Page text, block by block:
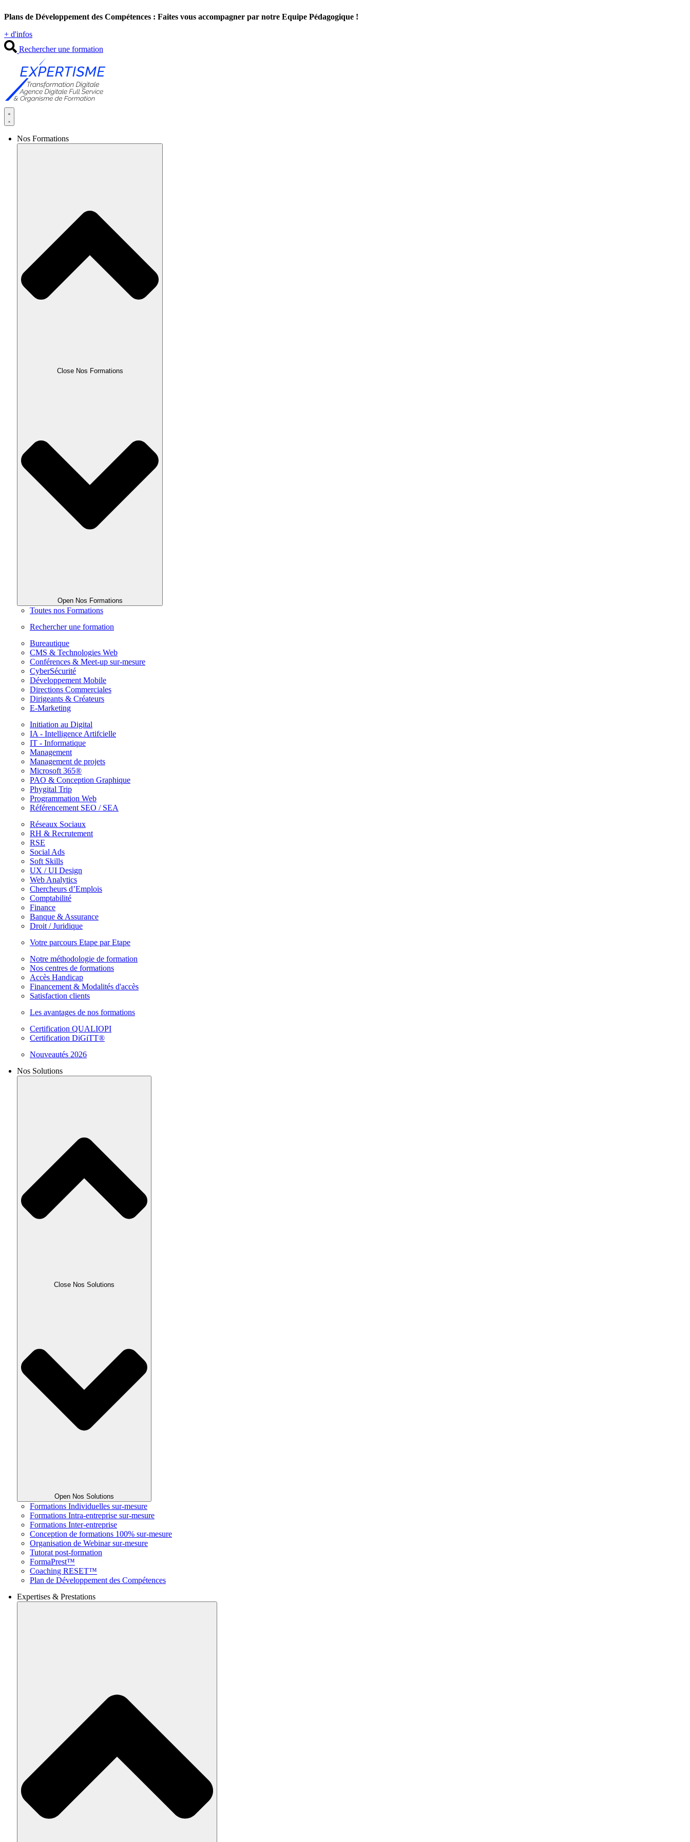
au
Plans de Développement des Compétences : Faites vous accompagner par notre Equipe Pédagogique !
+ d'infos
Rechercher une formation
Nos Formations
Close Nos Formations
Open Nos Formations
Toutes nos Formations
Rechercher une formation
Bureautique
CMS & Technologies Web
Conférences & Meet-up sur-mesure
CyberSécurité
Développement Mobile
Directions Commerciales
Dirigeants & Créateurs
E-Marketing
Initiation au Digital
IA - Intelligence Artifcielle
IT - Informatique
Management
Management de projets
Microsoft 365®
PAO & Conception Graphique
Phygital Trip
Programmation Web
Référencement SEO / SEA
Réseaux Sociaux
RH & Recrutement
RSE
Social Ads
Soft Skills
UX / UI Design
Web Analytics
Chercheurs d’Emplois
Comptabilité
Finance
Banque & Assurance
Droit / Juridique
Votre parcours Etape par Etape
Notre méthodologie de formation
Nos centres de formations
Accès Handicap
Financement & Modalités d'accès
Satisfaction clients
Les avantages de nos formations
Certification QUALIOPI
Certification DiGiTT®
Nouveautés 2026
Nos Solutions
Close Nos Solutions
Open Nos Solutions
Formations Individuelles sur-mesure
Formations Intra-entreprise sur-mesure
Formations Inter-entreprise
Conception de formations 100% sur-mesure
Organisation de Webinar sur-mesure
Tutorat post-formation
FormaPrest™
Coaching RESET™
Plan de Développement des Compétences
Expertises & Prestations